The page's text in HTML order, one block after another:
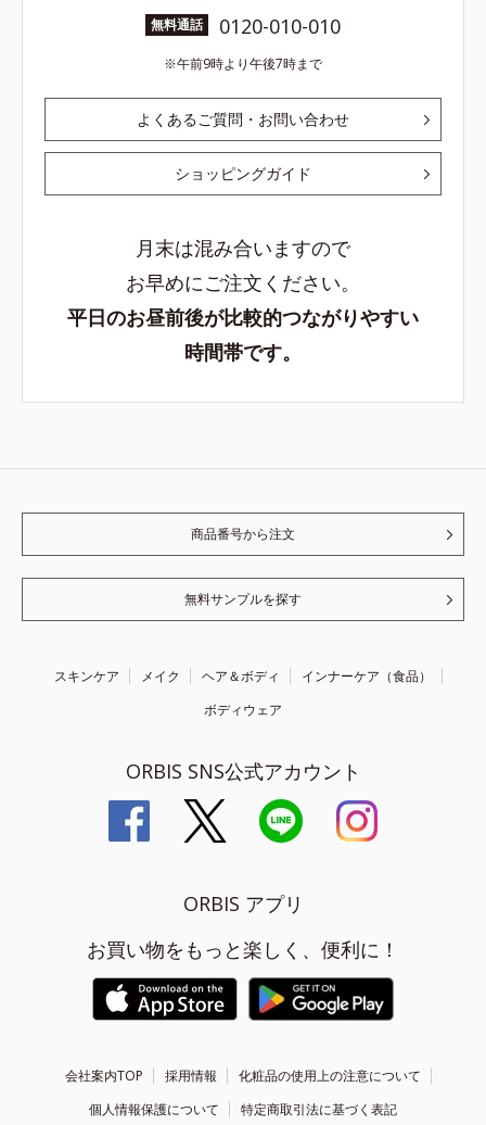
無料通話 0120-010-010
午前9時より午後7時まで
よくあるご質問・お問い合わせ
ショッピングガイド
月末は混み合いますので
お早めにご注文ください。
平日のお昼前後が比較的つながりやすい
時間帯です。
商品番号から注文
無料サンプルを探す
スキンケア メイク ヘア＆ボディ
インナーケア（食品）
ボディウェア
ORBIS SNS公式アカウント
ORBIS アプリ
お買い物をもっと楽しく、便利に！
会社案内TOP 採用情報
化粧品の使用上の注意について
個人情報保護について
特定商取引法に基づく表記